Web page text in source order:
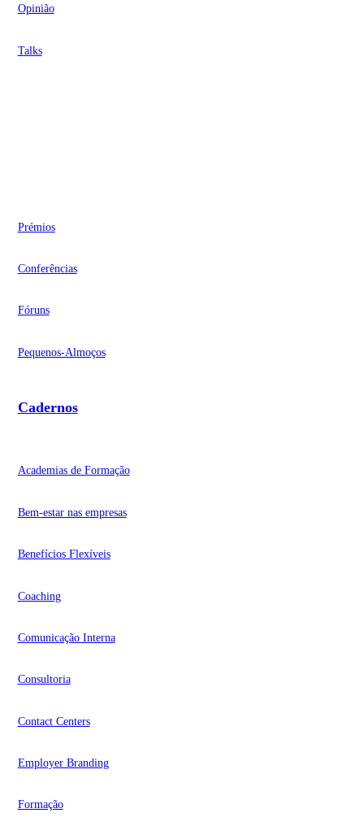
Opinião
Talks
Prémios
Conferências
Fóruns
Pequenos-Almoços
Cadernos
Academias de Formação
Bem-estar nas empresas
Benefícios Flexíveis
Coaching
Comunicação Interna
Consultoria
Contact Centers
Employer Branding
Formação